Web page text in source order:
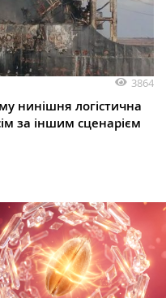
3864
нинішня логістична
за іншим сценарієм